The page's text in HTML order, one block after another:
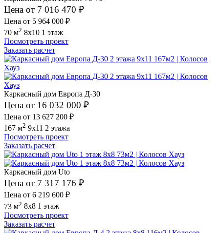
Цена от 7 016 470 ₽
Цена от 5 964 000 ₽
70 м2 8x10 1 этаж
Посмотреть проект
Заказать расчет
Каркасный дом Европа Д-30
Цена от 16 032 000 ₽
Цена от 13 627 200 ₽
167 м2 9x11 2 этажа
Посмотреть проект
Заказать расчет
Каркасный дом Uto
Цена от 7 317 176 ₽
Цена от 6 219 600 ₽
73 м2 8x8 1 этаж
Посмотреть проект
Заказать расчет